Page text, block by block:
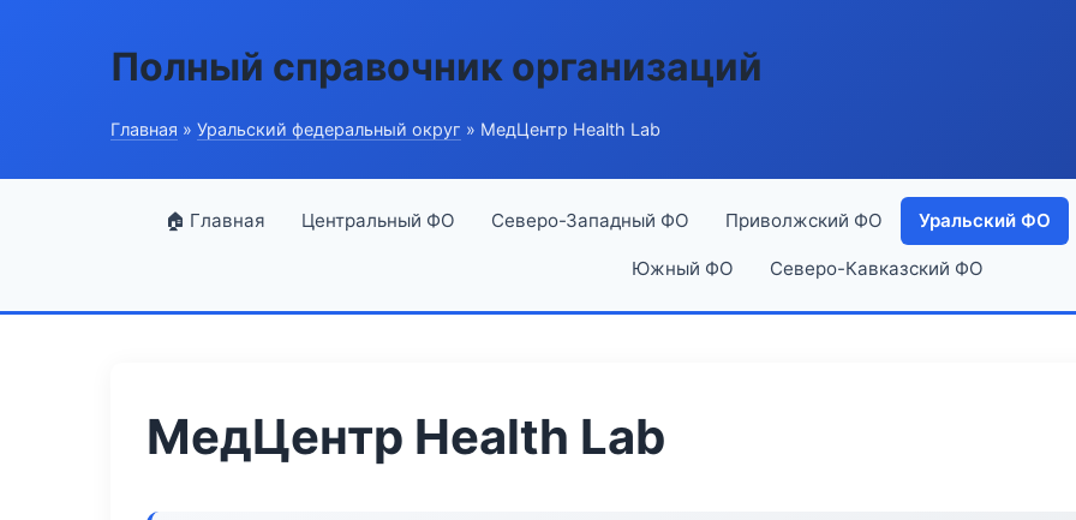
Полный справочник организаций
Главная » Уральский федеральный округ » МедЦентр Health Lab
🏠 Главная Центральный ФО Северо-Западный ФО Приволжский ФО Уральский ФО
Южный ФО Северо-Кавказский ФО
МедЦентр Health Lab